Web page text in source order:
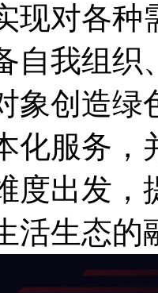
现对各种
我组织
象创造绿
服务，
出发，
活生态的